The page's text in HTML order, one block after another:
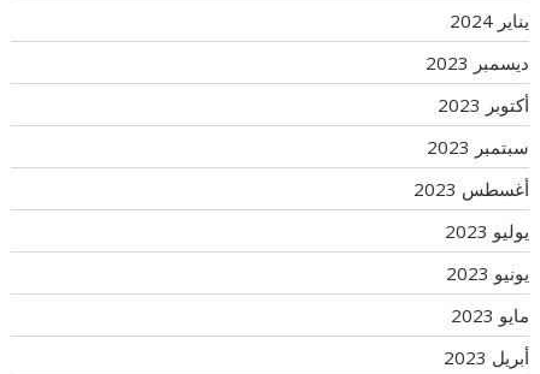
يناير 2024
ديسمبر 2023
أكتوبر 2023
سبتمبر 2023
أغسطس 2023
يوليو 2023
يونيو 2023
مايو 2023
أبريل 2023